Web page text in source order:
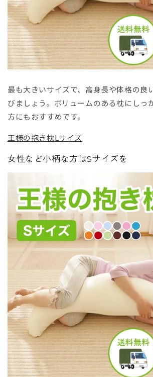
最も大きいサイズで、高身長や体格の良
びましょう。ボリュームのある枕にしっ
方にもおすすめです。
王様の抱き枕Lサイズ
女性など小柄な方はSサイズを